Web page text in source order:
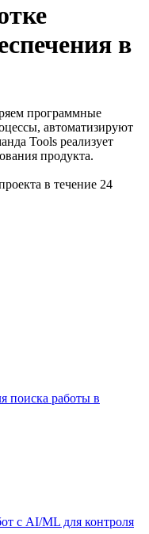
в
программные
автоматизируют
Tools реализует
продукта.
в течение 24
поиска работы в
с AI/ML для контроля